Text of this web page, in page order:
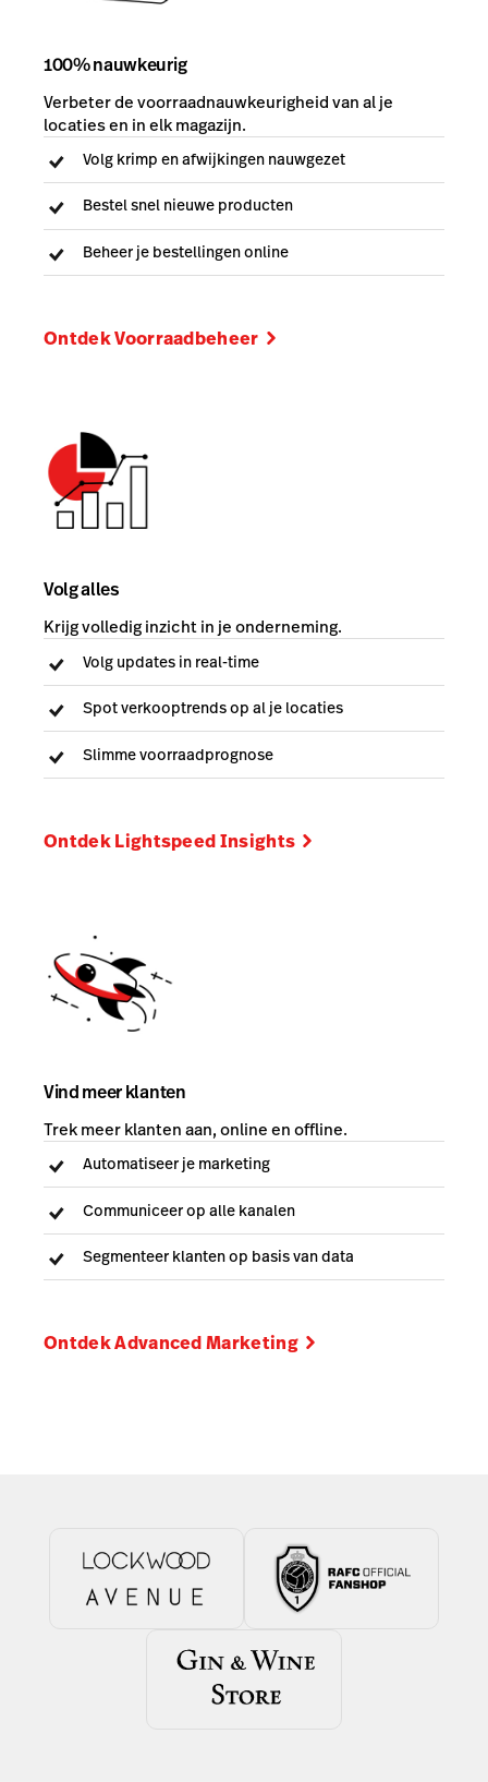
100% nauwkeurig
Verbeter de voorraadnauwkeurigheid van al je
locaties en in elk magazijn.
Volg krimp en afwijkingen nauwgezet
Bestel snel nieuwe producten
Beheer je bestellingen online
Ontdek Voorraadbeheer
Volg alles
Krijg volledig inzicht in je onderneming.
Volg updates in real-time
Spot verkooptrends op al je locaties
Slimme voorraadprognose
Ontdek Lightspeed Insights
Vind meer klanten
Trek meer klanten aan, online en offline.
Automatiseer je marketing
Communiceer op alle kanalen
Segmenteer klanten op basis van data
Ontdek Advanced Marketing